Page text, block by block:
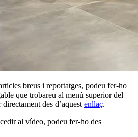
breus i reportatges, podeu fer-ho
que trobareu al menú superior del
des d’aquest enllaç.
al vídeo, podeu fer-ho des